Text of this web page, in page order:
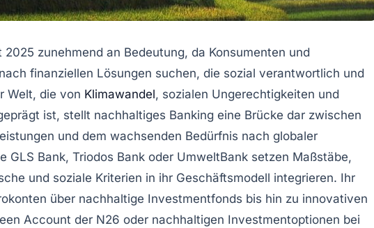
zunehmend an Bedeutung, da Konsumenten und
finanziellen Lösungen suchen, die sozial verantwortlich und
Welt, die von Klimawandel, sozialen Ungerechtigkeiten und
ist, stellt nachhaltiges Banking eine Brücke dar zwischen
und dem wachsenden Bedürfnis nach globaler
GLS Bank, Triodos Bank oder UmweltBank setzen Maßstäbe,
und soziale Kriterien in ihr Geschäftsmodell integrieren. Ihr
über nachhaltige Investmentfonds bis hin zu innovativen
Account der N26 oder nachhaltigen Investmentoptionen bei